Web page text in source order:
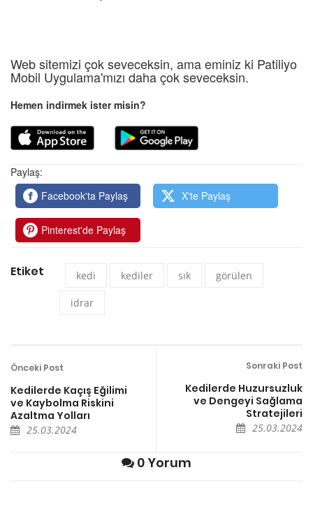
Web sitemizi çok seveceksin, ama eminiz ki Patiliyo
Mobil Uygulama'mızı daha çok seveceksin.
Hemen indirmek ister misin?
Paylaş:
Facebook'ta Paylaş
X'te Paylaş
Pinterest'de Paylaş
Etiket kedi kediler sık görülen
idrar
Önceki Post
Kedilerde Kaçış Eğilimi
ve Kaybolma Riskini
Azaltma Yolları
25.03.2024
Sonraki Post
Kedilerde Huzursuzluk
ve Dengeyi Sağlama
Stratejileri
25.03.2024
0 Yorum